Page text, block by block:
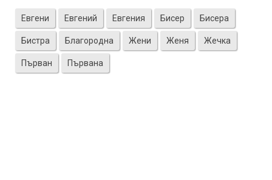
Евгени Евгений Евгения Бисер Бисера
Бистра Благородна Жени Женя Жечка
Първан Първана